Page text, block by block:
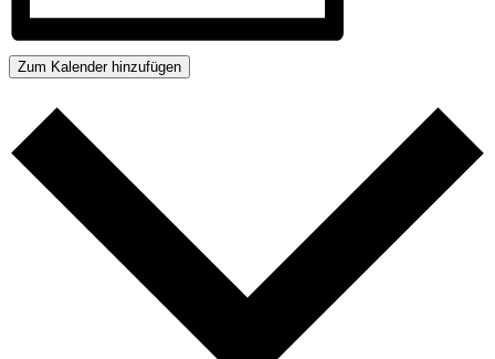
Zum Kalender hinzufügen